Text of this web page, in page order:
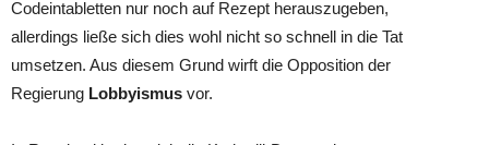
Codeintabletten nur noch auf Rezept herauszugeben,
allerdings ließe sich dies wohl nicht so schnell in die Tat
umsetzen. Aus diesem Grund wirft die Opposition der
Regierung Lobbyismus vor.